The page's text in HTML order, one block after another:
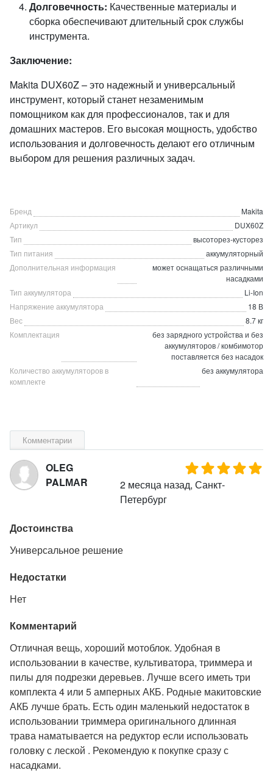
Долговечность: Качественные материалы и
сборка обеспечивают длительный срок службы
инструмента.
Заключение:
Makita DUX60Z – это надежный и универсальный
инструмент, который станет незаменимым
помощником как для профессионалов, так и для
домашних мастеров. Его высокая мощность, удобство
использования и долговечность делают его отличным
выбором для решения различных задач.
Бренд
Makita
Артикул
DUX60Z
Тип
высоторез-кусторез
Тип питания
аккумуляторный
Дополнительная информация
может оснащаться различными
насадками
Тип аккумулятора
Li-Ion
Напряжение аккумулятора
18 В
Вес
8.7 кг
Комплектация
без зарядного устройства и без
аккумуляторов / комбимотор
поставляется без насадок
Количество аккумуляторов в
комплекте
без аккумулятора
Комментарии
OLEG
PALМАR
2 месяца назад, Санкт-
Петербург
Достоинства
Универсальное решение
Недостатки
Нет
Комментарий
Отличная вещь, хороший мотоблок. Удобная в
использовании в качестве, культиватора, триммера и
пилы для подрезки деревьев. Лучше всего иметь три
комплекта 4 или 5 амперных АКБ. Родные макитовские
АКБ лучше брать. Есть один маленький недостаток в
использовании триммера оригинального длинная
трава наматывается на редуктор если использовать
головку с леской . Рекомендую к покупке сразу с
насадками.